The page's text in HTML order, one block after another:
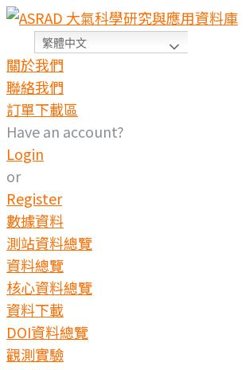
繁體中文
關於我們
聯絡我們
訂單下載區
Have an account?
Login
or
Register
數據資料
測站資料總覽
資料總覽
核心資料總覽
資料下載
DOI資料總覽
觀測實驗